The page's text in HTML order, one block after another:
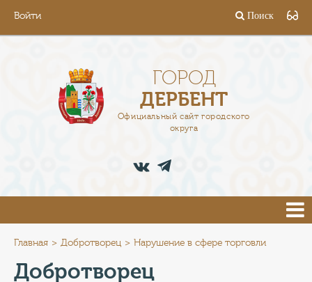
Войти Поиск
ГОРОД
ДЕРБЕНТ
Официальный сайт городского
округа
АДМИНИСТРАЦИЯ
ПРЕСС-ЦЕНТР
ТУРИСТАМ
Главная Добротворец Нарушение в сфере торговли
Добротворец